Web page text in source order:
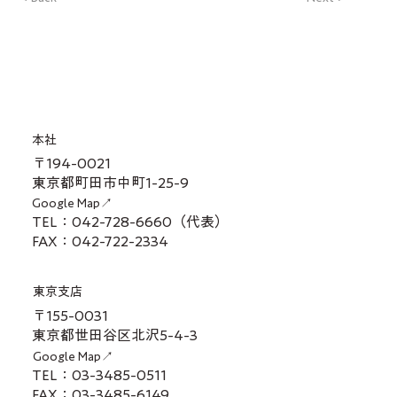
本社
〒194-0021
東京都町田市中町1-25-9
Google Map↗
TEL：042-728-6660（代表）
FAX：042-722-2334
東京支店
〒155-0031
東京都世田谷区北沢5-4-3
Google Map↗
TEL：03-3485-0511
FAX：03-3485-6149